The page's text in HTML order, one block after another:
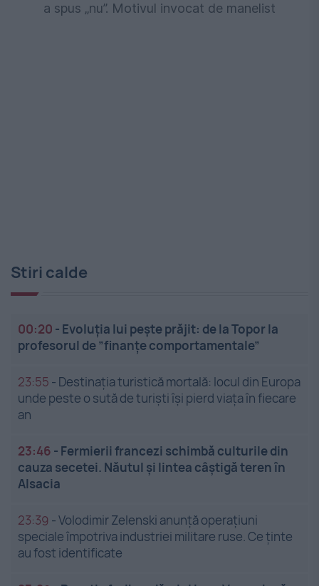
a spus „nu”. Motivul invocat de manelist
Stiri calde
00:20 - Evoluția lui pește prăjit: de la Topor la
profesorul de ”finanțe comportamentale”
23:55 - Destinația turistică mortală: locul din Europa
unde peste o sută de turiști își pierd viața în fiecare
an
23:46 - Fermierii francezi schimbă culturile din
cauza secetei. Năutul și lintea câștigă teren în
Alsacia
23:39 -Volodimir Zelenski anunță operațiuni
speciale împotriva industriei militare ruse. Ce ținte
au fost identificate